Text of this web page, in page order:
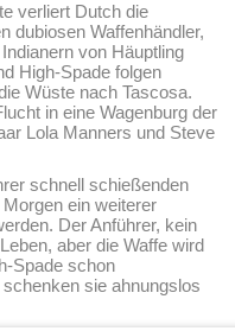
verliert Dutch die
dubiosen Waffenhändler,
von Häuptling
High-Spade folgen
Wüste nach Tascosa.
in eine Wagenburg der
Lola Manners und Steve
schnell schießenden
ein weiterer
Der Anführer, kein
aber die Waffe wird
Spade schon
sie ahnungslos